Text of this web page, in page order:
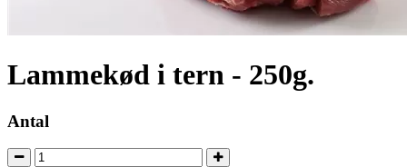
Lammekød i tern - 250g.
Antal